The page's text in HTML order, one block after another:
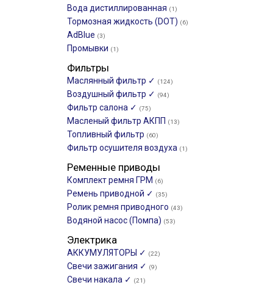
Вода дистиллированная (1)
Тормозная жидкость (DOT) (6)
AdBlue (3)
Промывки (1)
Фильтры
Маслянный фильтр ✓ (124)
Воздушный фильтр ✓ (94)
Фильтр салона ✓ (75)
Масленый фильтр АКПП (13)
Топливный фильтр (60)
Фильтр осушителя воздуха (1)
Ременные приводы
Комплект ремня ГРМ (6)
Ремень приводной ✓ (35)
Ролик ремня приводного (43)
Водяной насос (Помпа) (53)
Электрика
АККУМУЛЯТОРЫ ✓ (22)
Свечи зажигания ✓ (9)
Свечи накала ✓ (21)